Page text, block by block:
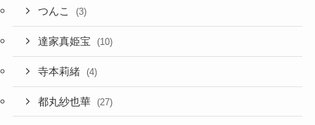
つんこ (3)
達家真姫宝 (10)
寺本莉緒 (4)
都丸紗也華 (27)